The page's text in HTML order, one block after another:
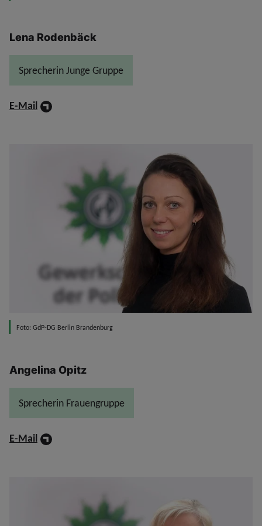
Lena Rodenbäck
Sprecherin Junge Gruppe
E-Mail
Foto: GdP-DG Berlin Brandenburg
Angelina Opitz
Sprecherin Frauengruppe
E-Mail